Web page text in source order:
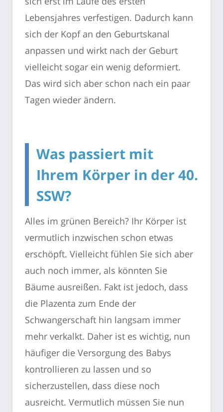
Lebensjahres verfestigen. Dadurch kann
sich der Kopf an den Geburtskanal
anpassen und wirkt nach der Geburt
vielleicht sogar ein wenig deformiert.
Das wird sich aber schon nach ein paar
Tagen wieder ändern.
Was passiert mit
Ihrem Körper in der 40.
SSW?
Alles im grünen Bereich? Ihr Körper ist
vermutlich inzwischen schon etwas
erschöpft. Vielleicht fühlen Sie sich aber
auch noch immer, als könnten Sie
Bäume ausreißen. Fakt ist jedoch, dass
die Plazenta zum Ende der
Schwangerschaft hin langsam immer
mehr verkalkt. Daher ist es wichtig, nun
häufiger die Versorgung des Babys
kontrollieren zu lassen und so
sicherzustellen, dass diese noch
ausreicht. Vermutlich müssen Sie nun